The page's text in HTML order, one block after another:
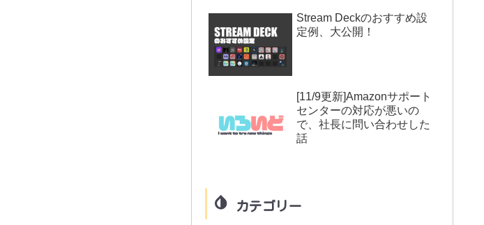
Stream Deckのおすすめ設
定例、大公開！
[11/9更新]Amazonサポート
センターの対応が悪いの
で、社長に問い合わせした
話
カテゴリー